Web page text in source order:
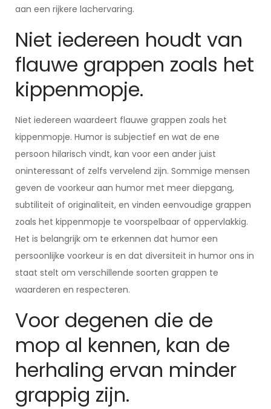
aan een rijkere lachervaring.
Niet iedereen houdt van
flauwe grappen zoals het
kippenmopje.
Niet iedereen waardeert flauwe grappen zoals het
kippenmopje. Humor is subjectief en wat de ene
persoon hilarisch vindt, kan voor een ander juist
oninteressant of zelfs vervelend zijn. Sommige mensen
geven de voorkeur aan humor met meer diepgang,
subtiliteit of originaliteit, en vinden eenvoudige grappen
zoals het kippenmopje te voorspelbaar of oppervlakkig.
Het is belangrijk om te erkennen dat humor een
persoonlijke voorkeur is en dat diversiteit in humor ons in
staat stelt om verschillende soorten grappen te
waarderen en respecteren.
Voor degenen die de
mop al kennen, kan de
herhaling ervan minder
grappig zijn.